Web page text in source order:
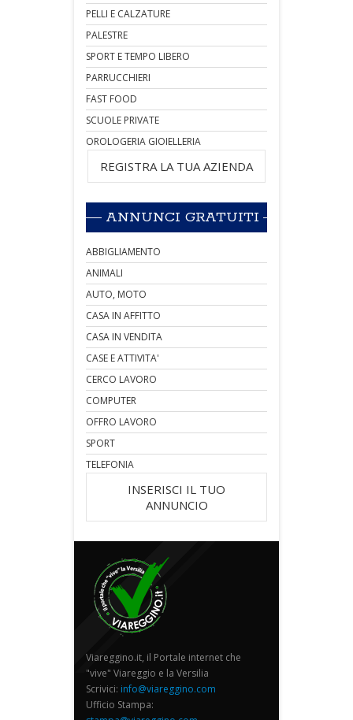
PELLI E CALZATURE
PALESTRE
SPORT E TEMPO LIBERO
PARRUCCHIERI
FAST FOOD
SCUOLE PRIVATE
OROLOGERIA GIOIELLERIA
REGISTRA LA TUA AZIENDA
ANNUNCI GRATUITI
ABBIGLIAMENTO
ANIMALI
AUTO, MOTO
CASA IN AFFITTO
CASA IN VENDITA
CASE E ATTIVITA'
CERCO LAVORO
COMPUTER
OFFRO LAVORO
SPORT
TELEFONIA
INSERISCI IL TUO
ANNUNCIO
Viareggino.it, il Portale internet che
"vive" Viareggio e la Versilia
Scrivici: info@viareggino.com
Ufficio Stampa: